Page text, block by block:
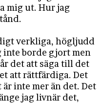
mig ut. Hur jag
verkliga, högljudd
inte borde gjort men
det att säga till det
att rättfärdiga. Det
är inte mer än det. Det
jag livnär det,